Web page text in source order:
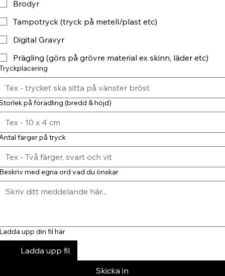
Brodyr
Tampotryck (tryck på metell/plast etc)
Digital Gravyr
Prägling (görs på grövre material ex skinn, läder etc)
på förädling (bredd & höjd)
färger på tryck
med egna ord vad du önskar
upp din fil här
Ladda upp fil
Skicka in